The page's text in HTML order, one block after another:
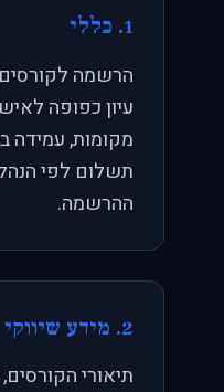
1. כללי
הרשמה
עיון כפופה
מקומות, עמידה
תשלום לפי
ההרשמה.
2. מידע שיווקי
תיאורי